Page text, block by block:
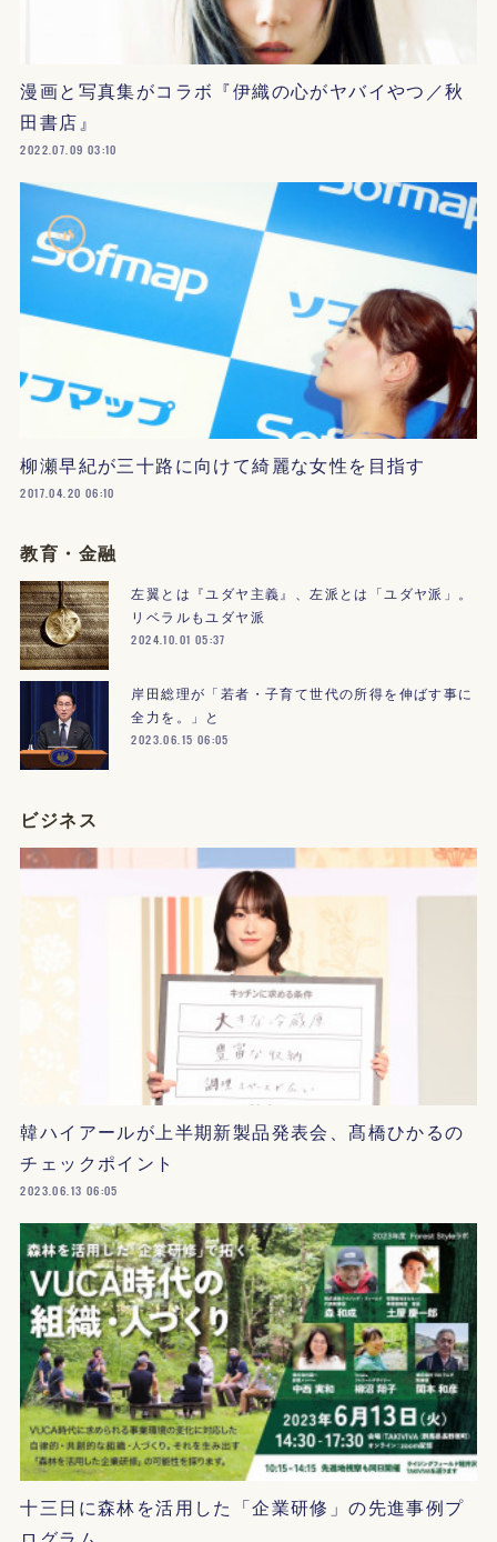
漫画と写真集がコラボ『伊織の心がヤバイやつ／秋
田書店』
2022.07.09 03:10
柳瀬早紀が三十路に向けて綺麗な女性を目指す
2017.04.20 06:10
教育・金融
左翼とは『ユダヤ主義』、左派とは「ユダヤ派」。
リベラルもユダヤ派
2024.10.01 05:37
岸田総理が「若者・子育て世代の所得を伸ばす事に
全力を。」と
2023.06.15 06:05
ビジネス
韓ハイアールが上半期新製品発表会、髙橋ひかるの
チェックポイント
2023.06.13 06:05
十三日に森林を活用した「企業研修」の先進事例プ